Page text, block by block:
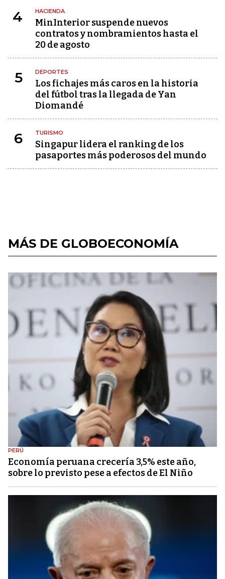
4 HACIENDA
MinInterior suspende nuevos
contratos y nombramientos hasta el
20 de agosto
5 DEPORTES
Los fichajes más caros en la historia
del fútbol tras la llegada de Yan
Diomandé
6 TURISMO
Singapur lidera el ranking de los
pasaportes más poderosos del mundo
MÁS DE GLOBOECONOMÍA
PERÚ
Economía peruana crecería 3,5% este año,
sobre lo previsto pese a efectos de El Niño